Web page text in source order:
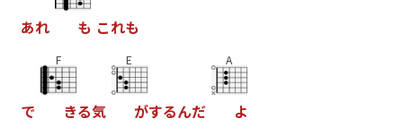
あれ も これも
で
F
きる気
E
がするんだ
A
よ